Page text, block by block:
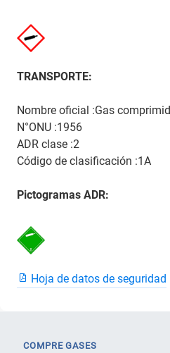
TRANSPORTE:
Nombre oficial :Gas
N°ONU :1956
ADR clase :2
Código de clasificación :1A
Pictogramas ADR:
Hoja de datos de seguridad
COMPRE GASES